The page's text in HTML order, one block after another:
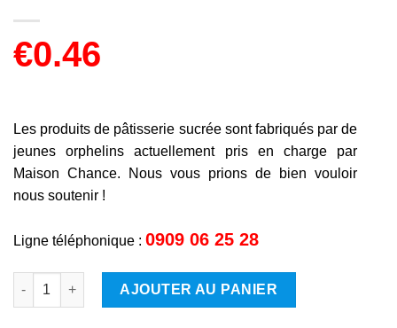
€0.46
Les produits de pâtisserie sucrée sont fabriqués par de
jeunes orphelins actuellement pris en charge par
Maison Chance. Nous vous prions de bien vouloir
nous soutenir !
Ligne téléphonique : 0909 06 25 28
quantité de Gâteau Tiramisu au chocolat
AJOUTER AU PANIER